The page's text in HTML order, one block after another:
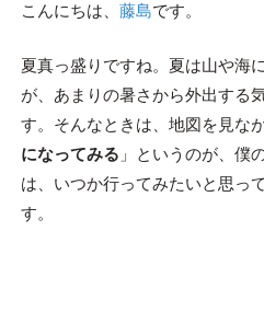
こんにちは、 藤島です。
夏真っ盛りですね。夏は山や海
が、あまりの暑さから外出する
す。そんなときは、地図を見な
になってみる 」というのが、僕
は、いつか行ってみたいと思っ
す。